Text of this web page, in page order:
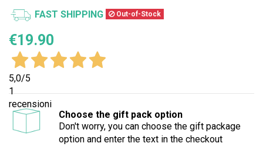
FAST SHIPPING Out-of-Stock
€19.90
5,0/5
1
recensioni
Choose the gift pack option
Don't worry, you can choose the gift package
option and enter the text in the checkout